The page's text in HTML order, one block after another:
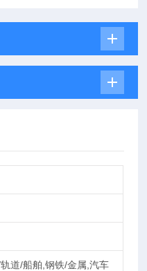
道/船舶,钢铁/金属,汽车